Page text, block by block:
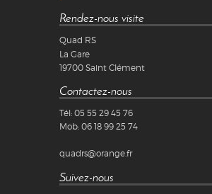
Rendez-nous visite
Quad RS
La Gare
19700 Saint Clément
Contactez-nous
Tél: 05 55 29 45 76
Mob: 06 18 99 25 74
quadrs@orange.fr
Suivez-nous